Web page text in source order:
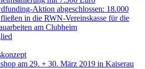
Aktion abgeschlossen: 18.000
in die RWN-Vereinskasse für die
am Clubheim
am 29. + 30. März 2019 in Kaiserau